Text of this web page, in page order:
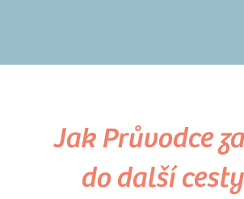
Jak Průvodce
do další